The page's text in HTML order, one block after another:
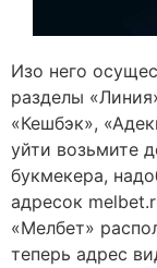
Изо него
разделы
«Кешбэк»,
уйти возьмите
букмекера,
адресок
«Мелбет»
теперь адрес